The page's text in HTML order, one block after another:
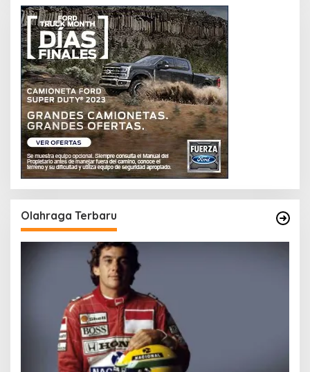
Olahraga Terbaru